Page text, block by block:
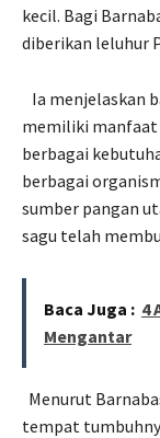
kecil. Bagi
diberikan leluhur
Ia menjelaskan
memiliki manfaat
berbagai
berbagai
sumber pangan
sagu telah
Baca Juga : 4
Mengantar
Menurut
tempat